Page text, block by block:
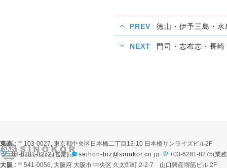
PREV 徳山・伊予三島・
NEXT 門司・志布志・長
東京: 〒103-0027, 東京都中央区日本橋二丁目13-10 日本橋サンライズビル2F
+03-6281-8272 (営業)
seihon-biz@sinokor.co.jp
+03-6281-8275(業
大阪 : 〒541-0056, 大阪府 大阪市 中央区 久太郎町 2-2-7 山口興産堺筋ビル 2F